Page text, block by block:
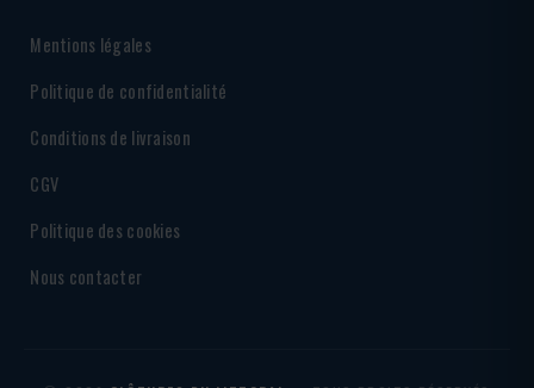
Mentions légales
Politique de confidentialité
Conditions de livraison
CGV
Politique des cookies
Nous contacter